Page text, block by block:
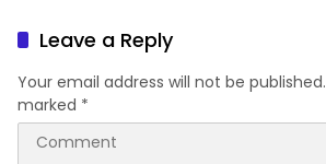
Leave a Reply
Your email address will not be published.
marked *